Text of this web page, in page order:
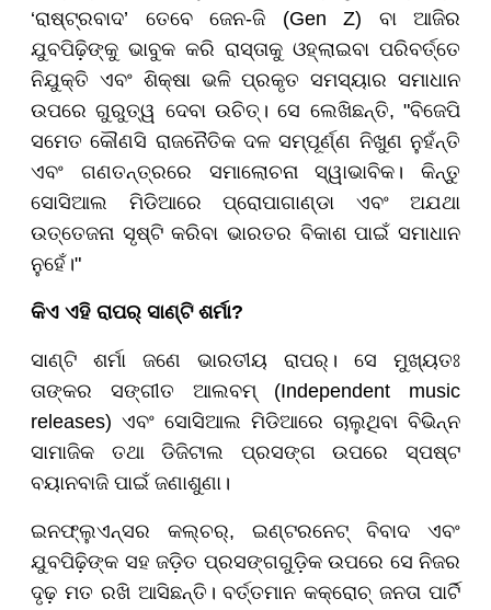
‘ରାଷ୍ଟ୍ରବାଦ’ ତେବେ ଜେନ-ଜି (Gen Z) ବା ଆଜିର
ଯୁବପିଢ଼ିଙ୍କୁ ଭାବୁକ କରି ରାସ୍ତାକୁ ଓହ୍ଲାଇବା ପରିବର୍ତ୍ତେ
ନିଯୁକ୍ତି ଏବଂ ଶିକ୍ଷା ଭଳି ପ୍ରକୃତ ସମସ୍ୟାର ସମାଧାନ
ଉପରେ ଗୁରୁତ୍ୱ ଦେବା ଉଚିତ୍। ସେ ଲେଖିଛନ୍ତି, "ବିଜେପି
ସମେତ କୌଣସି ରାଜନୈତିକ ଦଳ ସମ୍ପୂର୍ଣ୍ଣ ନିଖୁଣ ନୁହଁନ୍ତି
ଏବଂ ଗଣତନ୍ତ୍ରରେ ସମାଲୋଚନା ସ୍ୱାଭାବିକ। କିନ୍ତୁ
ସୋସିଆଲ ମିଡିଆରେ ପ୍ରୋପାଗାଣ୍ଡା ଏବଂ ଅଯଥା
ଉତ୍ତେଜନା ସୃଷ୍ଟି କରିବା ଭାରତର ବିକାଶ ପାଇଁ ସମାଧାନ
ନୁହେଁ।"
କିଏ ଏହି ରାପର୍ ସାଣ୍ଟି ଶର୍ମା?
ସାଣ୍ଟି ଶର୍ମା ଜଣେ ଭାରତୀୟ ରାପର୍। ସେ ମୁଖ୍ୟତଃ
ତାଙ୍କର ସଙ୍ଗୀତ ଆଲବମ୍ (Independent music
releases) ଏବଂ ସୋସିଆଲ ମିଡିଆରେ ଚାଲୁଥିବା ବିଭିନ୍ନ
ସାମାଜିକ ତଥା ଡିଜିଟାଲ ପ୍ରସଙ୍ଗ ଉପରେ ସ୍ପଷ୍ଟ
ବୟାନବାଜି ପାଇଁ ଜଣାଶୁଣା।
ଇନଫ୍ଲୁଏନ୍ସର କଲ୍‌ଚର୍, ଇଣ୍ଟରନେଟ୍ ବିବାଦ ଏବଂ
ଯୁବପିଢ଼ିଙ୍କ ସହ ଜଡ଼ିତ ପ୍ରସଙ୍ଗଗୁଡ଼ିକ ଉପରେ ସେ ନିଜର
ଦୃଢ଼ ମତ ରଖି ଆସିଛନ୍ତି। ବର୍ତ୍ତମାନ କକ୍ରୋଚ୍ ଜନତା ପାର୍ଟି